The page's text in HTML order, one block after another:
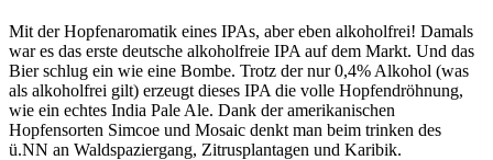
Mit der Hopfenaromatik eines IPAs, aber eben alkoholfrei! Damals
war es das erste deutsche alkoholfreie IPA auf dem Markt. Und das
Bier schlug ein wie eine Bombe. Trotz der nur 0,4% Alkohol (was
als alkoholfrei gilt) erzeugt dieses IPA die volle Hopfendröhnung,
wie ein echtes India Pale Ale. Dank der amerikanischen
Hopfensorten Simcoe und Mosaic denkt man beim trinken des
ü.NN an Waldspaziergang, Zitrusplantagen und Karibik.